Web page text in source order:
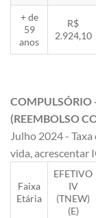
+ de
59
anos
R$
2.924,10
COMPULSÓRIO
(REEMBOLSO
Julho 2024 -
vida, acrescentar
Faixa
Etária
EFETIVO
IV
(TNEW)
(E)